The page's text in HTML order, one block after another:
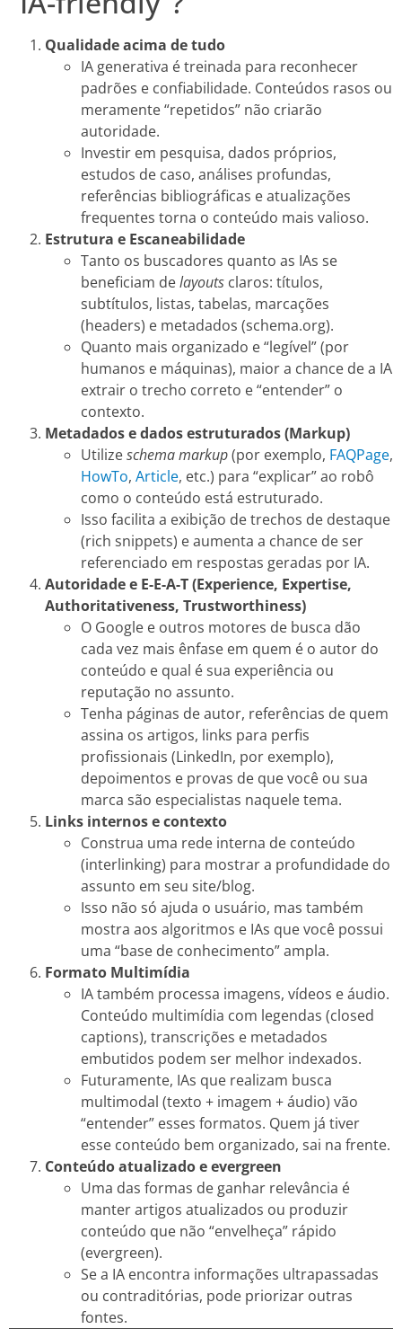
Qualidade acima de tudo
IA generativa é treinada para reconhecer
padrões e confiabilidade. Conteúdos rasos ou
meramente “repetidos” não criarão
autoridade.
Investir em pesquisa, dados próprios,
estudos de caso, análises profundas,
referências bibliográficas e atualizações
frequentes torna o conteúdo mais valioso.
Estrutura e Escaneabilidade
Tanto os buscadores quanto as IAs se
beneficiam delayouts claros: títulos,
subtítulos, listas, tabelas, marcações
(headers) e metadados (schema.org).
Quanto mais organizado e “legível” (por
humanos e máquinas), maior a chance de a IA
extrair o trecho correto e “entender” o
contexto.
Metadados e dados estruturados (Markup)
Utilizeschema markup(por exemplo, FAQPage,
HowTo, Article, etc.) para “explicar” ao robô
como o conteúdo está estruturado.
Isso facilita a exibição de trechos de destaque
(rich snippets) e aumenta a chance de ser
referenciado em respostas geradas por IA.
Autoridade e E-E-A-T (Experience, Expertise,
Authoritativeness, Trustworthiness)
O Google e outros motores de busca dão
cada vez mais ênfase em quem é o autor do
conteúdo e qual é sua experiência ou
reputação no assunto.
Tenha páginas de autor, referências de quem
assina os artigos, links para perfis
profissionais (LinkedIn, por exemplo),
depoimentos e provas de que você ou sua
marca são especialistas naquele tema.
Links internos e contexto
Construa uma rede interna de conteúdo
(interlinking) para mostrar a profundidade do
assunto em seu site/blog.
Isso não só ajuda o usuário, mas também
mostra aos algoritmos e IAs que você possui
uma “base de conhecimento” ampla.
Formato Multimídia
IA também processa imagens, vídeos e áudio.
Conteúdo multimídia com legendas (closed
captions), transcrições e metadados
embutidos podem ser melhor indexados.
Futuramente, IAs que realizam busca
multimodal (texto + imagem + áudio) vão
“entender” esses formatos. Quem já tiver
esse conteúdo bem organizado, sai na frente.
Conteúdo atualizado e evergreen
Uma das formas de ganhar relevância é
manter artigos atualizados ou produzir
conteúdo que não “envelheça” rápido
(evergreen).
Se a IA encontra informações ultrapassadas
ou contraditórias, pode priorizar outras
fontes.